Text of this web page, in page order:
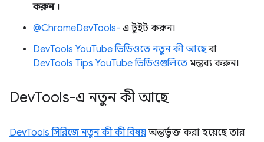
করুন।
@ChromeDevTools- এ টুইট করুন।
DevTools YouTube ভিডিওতে নতুন কী আছেবা
DevTools Tips YouTube ভিডিওগুলিতে মন্তব্য করুন।
DevTools-এ নতুন কী আছে
DevTools সিরিজে নতুন কী কী বিষয় অন্তর্ভুক্ত করা হয়েছে তার